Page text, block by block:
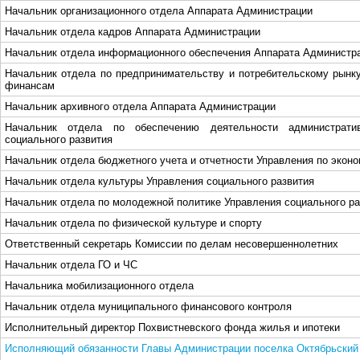
Начальник организационного отдела Аппарата Администрации
Начальник отдела кадров Аппарата Администрации
Начальник отдела информационного обеспечения Аппарата
Начальник отдела по предпринимательству и потребительскому
финансам
Начальник архивного отдела Аппарата Администрации
Начальник отдела по обеспечению деятельности
социального развития
Начальник отдела бюджетного учета и отчетности Управления по
Начальник отдела культуры Управления социального развития
Начальник отдела по молодежной политике Управления социального
Начальник отдела по физической культуре и спорту
Ответственный секретарь Комиссии по делам несовершеннолетних
Начальник отдела ГО и ЧС
Начальника мобилизационного отдела
Начальник отдела муниципального финансового контроля
Исполнительный директор Похвистневского фонда жилья и ипотеки
Исполняющий обязанности Главы Администрации поселка Октябрьский